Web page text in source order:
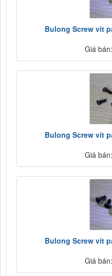
Bulong Screw vít
Giá bán:
Bulong Screw vít
Giá bán:
Bulong Screw vít
Giá bán: